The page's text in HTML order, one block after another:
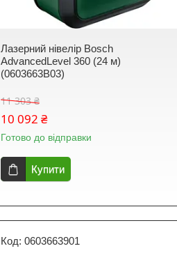
Лазерний нівелір Bosch
AdvancedLevel 360 (24 м)
(0603663B03)
11 303 ₴
10 092 ₴
Готово до відправки
Купити
0603663901